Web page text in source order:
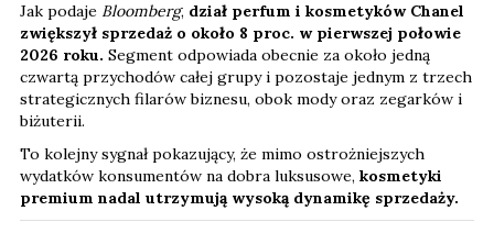
Jak podaje Bloomberg, dział perfum i kosmetyków Chanel
zwiększył sprzedaż o około 8 proc. w pierwszej połowie
2026 roku. Segment odpowiada obecnie za około jedną
czwartą przychodów całej grupy i pozostaje jednym z trzech
strategicznych filarów biznesu, obok mody oraz zegarków i
biżuterii.
To kolejny sygnał pokazujący, że mimo ostrożniejszych
wydatków konsumentów na dobra luksusowe, kosmetyki
premium nadal utrzymują wysoką dynamikę sprzedaży.